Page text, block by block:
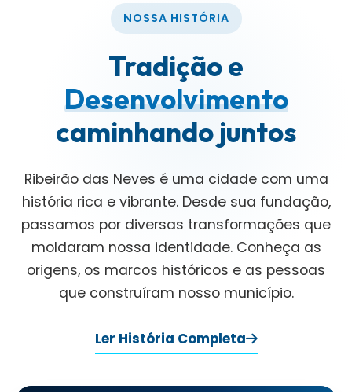
NOSSA HISTÓRIA
Tradição e
Desenvolvimento
caminhando juntos
Ribeirão das Neves é uma cidade com uma
história rica e vibrante. Desde sua fundação,
passamos por diversas transformações que
moldaram nossa identidade. Conheça as
origens, os marcos históricos e as pessoas
que construíram nosso município.
Ler História Completa